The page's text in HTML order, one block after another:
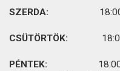
SZERDA:
CSÜTÖRTÖK:
PÉNTEK: